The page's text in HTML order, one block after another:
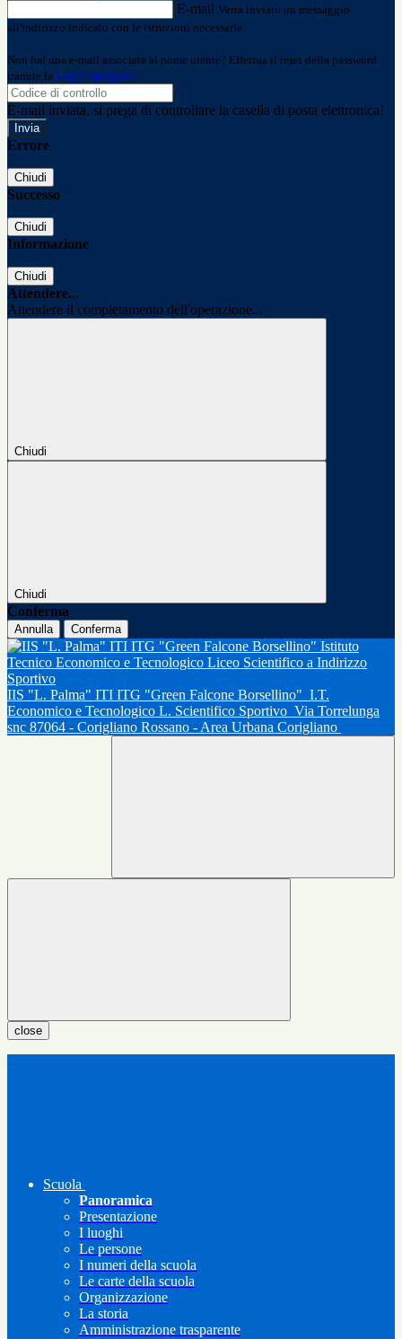
E-mail Verrà inviato un messaggio
all'indirizzo indicato con le istruzioni necessarie.
Non hai una e-mail associata al nome utente? Effettua il reset della password
tramite la Login Spaggiari
E-mail inviata, si prega di controllare la casella di posta elettronica!
Errore
Chiudi
Successo
Chiudi
Informazione
Chiudi
Attendere...
Attendere il completamento dell'operazione...
Chiudi
Chiudi
Conferma
Annulla Conferma
IIS "L. Palma" ITI ITG "Green Falcone Borsellino" I.T.
Economico e Tecnologico L. Scientifico Sportivo Via Torrelunga
snc 87064 - Corigliano Rossano - Area Urbana Corigliano
close
Scuola
Panoramica
Presentazione
I luoghi
Le persone
I numeri della scuola
Le carte della scuola
Organizzazione
La storia
Amministrazione trasparente